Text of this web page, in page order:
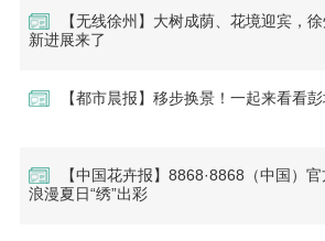
【无线徐州】大树成荫、花境迎宾，
新进展来了
【都市晨报】移步换景！一起来看看
【中国花卉报】8868·8868（中国）
浪漫夏日“绣”出彩